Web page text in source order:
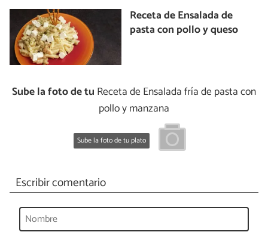
Receta de Ensalada de
pasta con pollo y queso
Sube la foto de tu Receta de Ensalada fría de pasta con
pollo y manzana
Sube la foto de tu plato
Escribir comentario